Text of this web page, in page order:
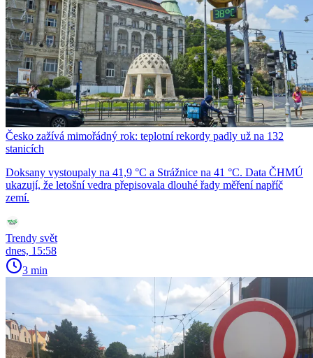
Česko zažívá mimořádný rok: teplotní rekordy padly už na 132
stanicích
Doksany vystoupaly na 41,9 °C a Strážnice na 41 °C. Data ČHMÚ
ukazují, že letošní vedra přepisovala dlouhé řady měření napříč
zemí.
Trendy svět
dnes, 15:58
3 min